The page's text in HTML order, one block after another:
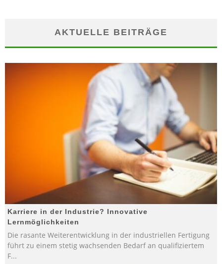
AKTUELLE BEITRÄGE
Karriere in der Industrie? Innovative
Lernmöglichkeiten
Die rasante Weiterentwicklung in der industriellen Fertigung
führt zu einem stetig wachsenden Bedarf an qualifiziertem
F...